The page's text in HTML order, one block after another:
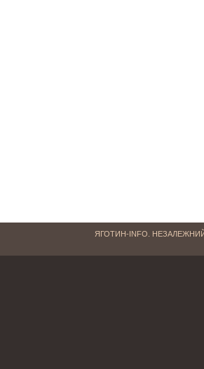
ЯГОТИН-INFO.